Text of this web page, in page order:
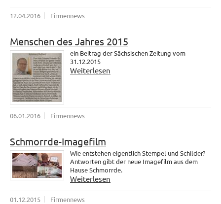
12.04.2016 Firmennews
Menschen des Jahres 2015
ein Beitrag der Sächsischen Zeitung vom
31.12.2015
Weiterlesen
06.01.2016 Firmennews
Schmorrde-Imagefilm
Wie entstehen eigentlich Stempel und Schilder?
Antworten gibt der neue Imagefilm aus dem
Hause Schmorrde.
Weiterlesen
01.12.2015 Firmennews